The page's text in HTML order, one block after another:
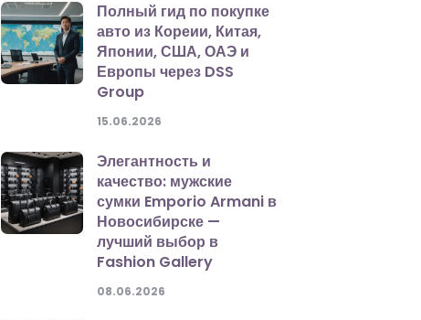
Полный гид по покупке
авто из Кореии, Китая,
Японии, США, ОАЭ и
Европы через DSS
Group
15.06.2026
Элегантность и
качество: мужские
сумки Emporio Armani в
Новосибирске —
лучший выбор в
Fashion Gallery
08.06.2026